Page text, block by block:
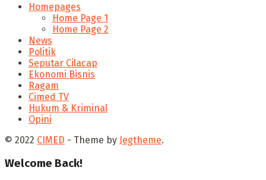
Homepages
Home Page 1
Home Page 2
News
Politik
Seputar Cilacap
Ekonomi Bisnis
Ragam
Cimed TV
Hukum & Kriminal
Opini
© 2022 CIMED - Theme by Jegtheme.
Welcome Back!